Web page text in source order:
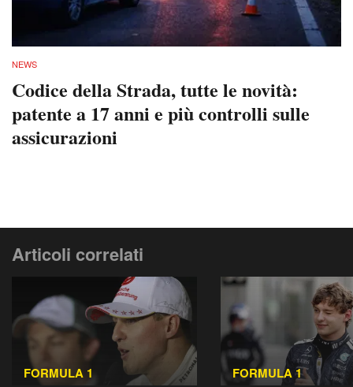
NEWS
Codice della Strada, tutte le novità:
patente a 17 anni e più controlli sulle
assicurazioni
Articoli correlati
FORMULA 1 FORMULA 1